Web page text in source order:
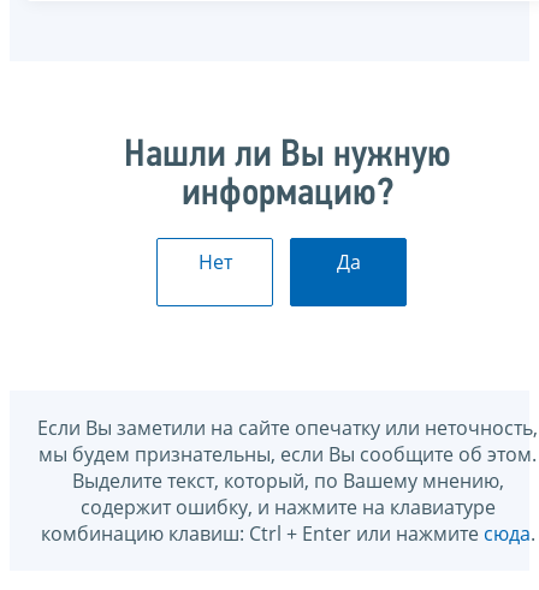
Нашли ли Вы нужную
информацию?
Нет Да
Если Вы заметили на сайте опечатку или неточность,
мы будем признательны, если Вы сообщите об этом.
Выделите текст, который, по Вашему мнению,
содержит ошибку, и нажмите на клавиатуре
комбинацию клавиш: Ctrl + Enter или нажмите сюда.